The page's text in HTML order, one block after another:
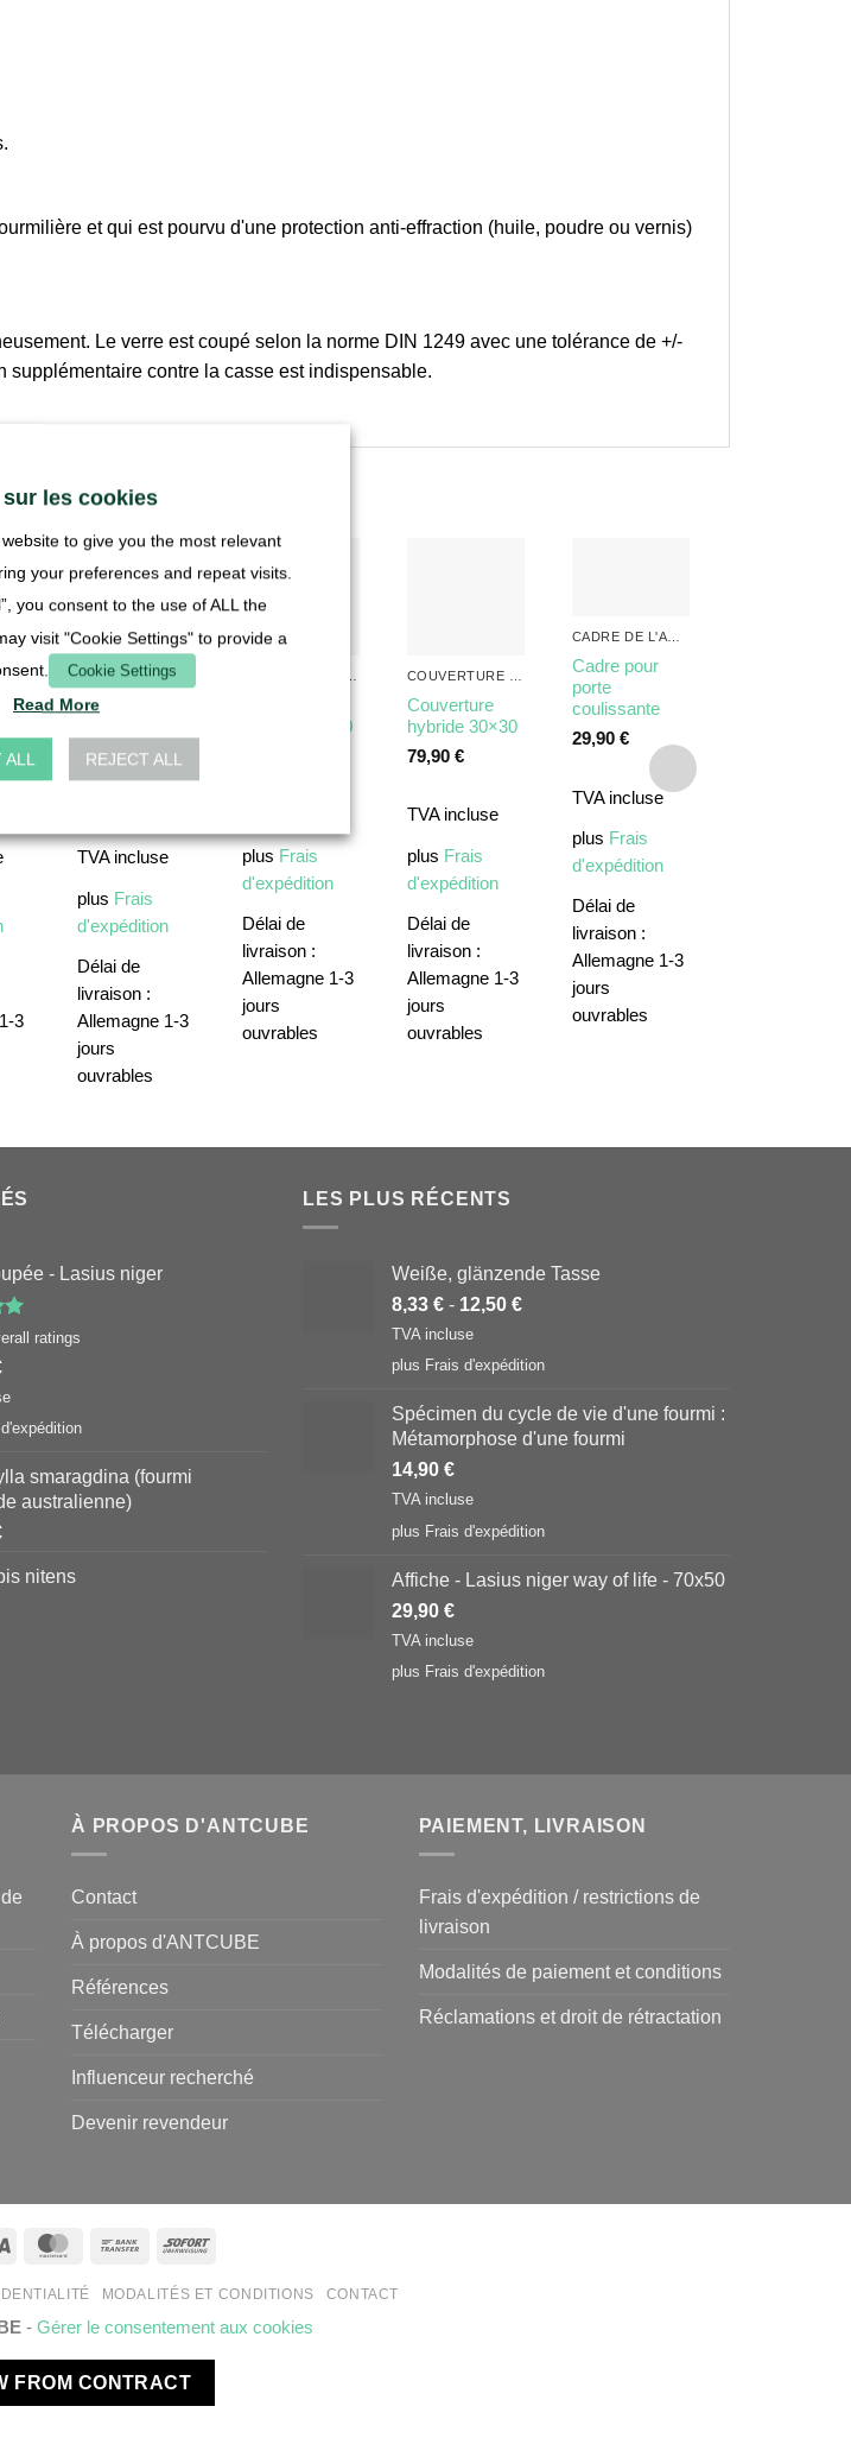
et qui est pourvu d'une protection anti-effraction (huile, poudre ou vernis)
Le verre est coupé selon la norme DIN 1249 avec une tolérance de +/-
supplémentaire contre la casse est indispensable.
CADRE DE L'ARÈNE
3
Couvercle de
30×30
TVA incluse
plus Frais
d'expédition
Délai de
livraison :
Allemagne 1-3
jours
ouvrables
hybride 60×30
plus Frais
d'expédition
Délai de
livraison :
Allemagne 1-3
jours
ouvrables
Couverture
hybride 30×30
79,90 €
TVA incluse
plus Frais
d'expédition
Délai de
livraison :
Allemagne 1-3
jours
ouvrables
Cadre pour
porte
coulissante
29,90 €
TVA incluse
plus Frais
d'expédition
Délai de
livraison :
Allemagne 1-3
jours
ouvrables
- Lasius niger
ratings
smaragdina (fourmi
australienne)
nitens
LES PLUS RÉCENTS
Weiße, glänzende Tasse
8,33 € - 12,50 €
TVA incluse
plus Frais d'expédition
Spécimen du cycle de vie d'une fourmi :
Métamorphose d'une fourmi
14,90 €
TVA incluse
plus Frais d'expédition
Affiche - Lasius niger way of life - 70x50
29,90 €
TVA incluse
plus Frais d'expédition
À PROPOS D'ANTCUBE
Contact
À propos d'ANTCUBE
Références
Télécharger
Influenceur recherché
Devenir revendeur
PAIEMENT, LIVRAISON
Frais d'expédition / restrictions de
livraison
Modalités de paiement et conditions
Réclamations et droit de rétractation
Visa MasterCardBank
Sofort
MODALITÉS ET CONDITIONS CONTACT
- Gérer le consentement aux cookies
FROM CONTRACT
sur les cookies
to give you the most relevant
your preferences and repeat visits.
you consent to the use of ALL the
visit "Cookie Settings" to provide a
Cookie Settings
Read More
ALL REJECT ALL